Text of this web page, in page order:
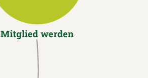
Mitglied werden